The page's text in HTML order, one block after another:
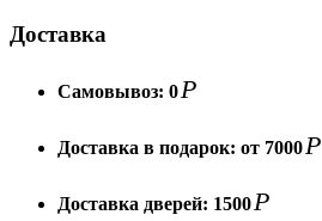
Доставка
Самовывоз: 0Р
Доставка в подарок: от 7000Р
Доставка дверей: 1500Р